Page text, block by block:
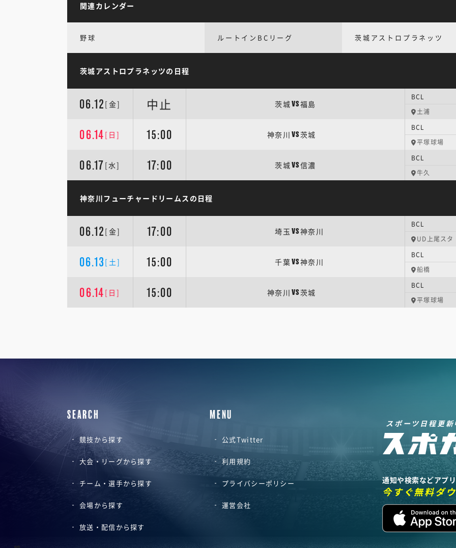
関連カレンダー
野球 ルートインBCリーグ 茨城アストロプラネッツ
茨城アストロプラネッツの日程
06.12 [金] 中止 茨城VS福島
BCL
土浦
06.14 [日] 15:00 神奈川 VS茨城
BCL
平塚球場
06.17 [水] 17:00 茨城VS信濃
BCL
牛久
神奈川フューチャードリームスの日程
06.12 [金] 17:00 埼玉 VS神奈川
BCL
UD上尾スタ
06.13 [土] 15:00 千葉VS神奈川
BCL
船橋
06.14 [日] 15:00 神奈川 VS茨城
BCL
平塚球場
SEARCH
競技から探す
大会・リーグから探す
チーム・選手から探す
会場から探す
放送・配信から探す
MENU
公式Twitter
利用規約
プライバシーポリシー
運営会社
スポーツ日程更新
通知や検索などアプ
今すぐ無料ダ